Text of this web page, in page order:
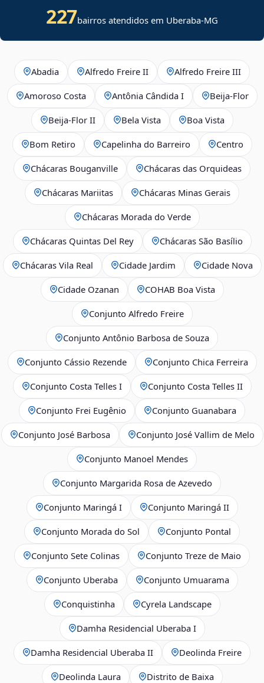
227bairros atendidos em Uberaba-MG
Abadia Alfredo Freire II Alfredo Freire III
Amoroso Costa Antônia Cândida I Beija‑Flor
Beija‑Flor II Bela Vista Boa Vista
Bom Retiro Capelinha do Barreiro Centro
Chácaras Bouganville Chácaras das Orquideas
Chácaras Mariitas Chácaras Minas Gerais
Chácaras Morada do Verde
Chácaras Quintas Del Rey Chácaras São Basílio
Chácaras Vila Real Cidade Jardim Cidade Nova
Cidade Ozanan COHAB Boa Vista
Conjunto Alfredo Freire
Conjunto Antônio Barbosa de Souza
Conjunto Cássio Rezende Conjunto Chica Ferreira
Conjunto Costa Telles I Conjunto Costa Telles II
Conjunto Frei Eugênio Conjunto Guanabara
Conjunto José Barbosa Conjunto José Vallim de Melo
Conjunto Manoel Mendes
Conjunto Margarida Rosa de Azevedo
Conjunto Maringá I Conjunto Maringá II
Conjunto Morada do Sol Conjunto Pontal
Conjunto Sete Colinas Conjunto Treze de Maio
Conjunto Uberaba Conjunto Umuarama
Conquistinha Cyrela Landscape
Damha Residencial Uberaba I
Damha Residencial Uberaba II Deolinda Freire
Deolinda Laura Distrito de Baixa